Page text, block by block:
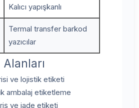
Kalıcı yapışkanlı
Termal transfer barkod
yazıcılar
Alanları
ve lojistik etiketi
ambalaj etiketleme
ve iade etiketi